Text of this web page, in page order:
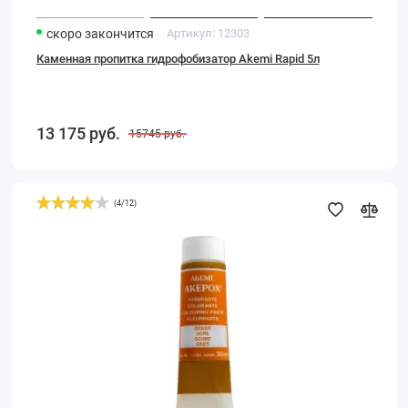
скоро закончится Артикул: 12303
Каменная пропитка гидрофобизатор Akemi Rapid 5л
13 175 руб. 15745руб.
Колер
(4/12)